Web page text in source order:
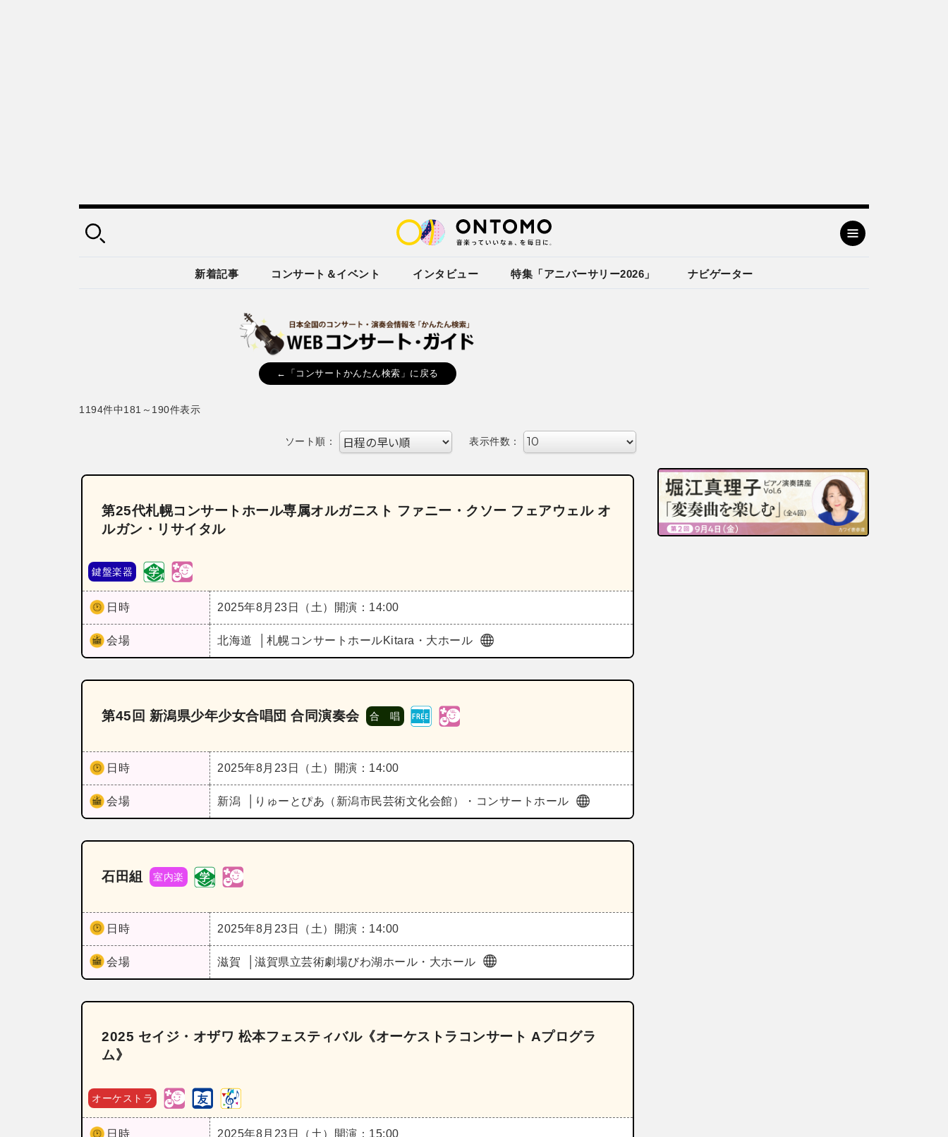
新着記事 コンサート＆イベント インタビュー 特集「アニバーサリー2026」 ナビゲーター
←「コンサートかんたん検索」に戻る
1194件中181～190件表示
ソート順： 表示件数：
第25代札幌コンサートホール専属オルガニスト ファニー・クソー フェアウェル オ
ルガン・リサイタル
鍵盤楽器
日時 2025年8月23日（土） 開演：14:00
会場 北海道 札幌コンサートホールKitara・大ホール
第45回 新潟県少年少女合唱団 合同演奏会 合 唱
日時 2025年8月23日（土） 開演：14:00
会場 新潟 りゅーとぴあ（新潟市民芸術文化会館）・コンサートホール
石田組 室内楽
日時 2025年8月23日（土） 開演：14:00
会場 滋賀 滋賀県立芸術劇場びわ湖ホール・大ホール
2025 セイジ・オザワ 松本フェスティバル《オーケストラコンサート Aプログラ
ム》
オーケストラ
日時 2025年8月23日（土） 開演：15:00